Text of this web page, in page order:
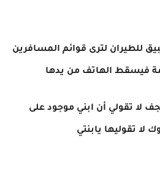
للطيران لترى قوائم المسافرين
فيسقط الهاتف من يدها
لا تقولي أن ابني موجود على
لا تقوليها يابنتي